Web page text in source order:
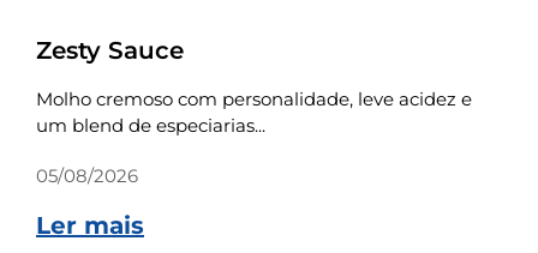
Zesty Sauce
Molho cremoso com personalidade, leve acidez e
um blend de especiarias...
05/08/2026
Ler mais